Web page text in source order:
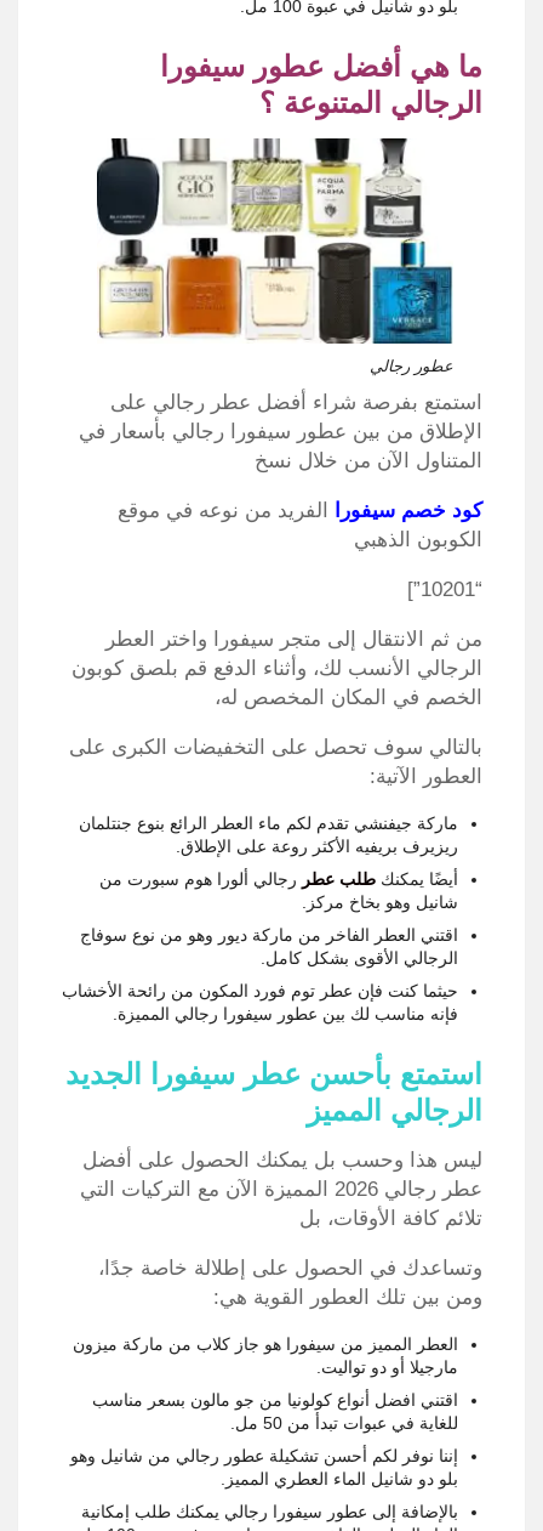
بلو دو شانيل في عبوة 100 مل.
ما هي أفضل عطور سيفورا
الرجالي المتنوعة ؟
عطور رجالي
استمتع بفرصة شراء أفضل عطر رجالي على
الإطلاق من بين عطور سيفورا رجالي بأسعار في
المتناول الآن من خلال نسخ
كود خصم سيفورا
الفريد من نوعه في موقع
الكوبون الذهبي
“10201”]
من ثم الانتقال إلى متجر سيفورا واختر العطر
الرجالي الأنسب لك، وأثناء الدفع قم بلصق كوبون
الخصم في المكان المخصص له،
بالتالي سوف تحصل على التخفيضات الكبرى على
العطور الآتية:
ماركة جيفنشي تقدم لكم ماء العطر الرائع بنوع جنتلمان
ريزيرف بريفيه الأكثر روعة على الإطلاق.
أيضًا يمكنك طلب عطر رجالي ألورا هوم سبورت من
شانيل وهو بخاخ مركز.
اقتني العطر الفاخر من ماركة ديور وهو من نوع سوفاج
الرجالي الأقوى بشكل كامل.
حيثما كنت فإن عطر توم فورد المكون من رائحة الأخشاب
فإنه مناسب لك بين عطور سيفورا رجالي المميزة.
استمتع بأحسن عطر سيفورا الجديد
الرجالي المميز
ليس هذا وحسب بل يمكنك الحصول على أفضل
عطر رجالي 2026 المميزة الآن مع التركيات التي
تلائم كافة الأوقات، بل
وتساعدك في الحصول على إطلالة خاصة جدًا،
ومن بين تلك العطور القوية هي:
العطر المميز من سيفورا هو جاز كلاب من ماركة ميزون
مارجيلا أو دو تواليت.
اقتني افضل أنواع كولونيا من جو مالون بسعر مناسب
للغاية في عبوات تبدأ من 50 مل.
إننا نوفر لكم أحسن تشكيلة عطور رجالي من شانيل وهو
بلو دو شانيل الماء العطري المميز.
بالإضافة إلى عطور سيفورا رجالي يمكنك طلب إمكانية